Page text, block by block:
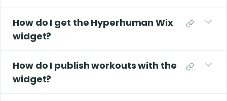
How do I get the Hyperhuman Wix
widget?
How do I publish workouts with the
widget?